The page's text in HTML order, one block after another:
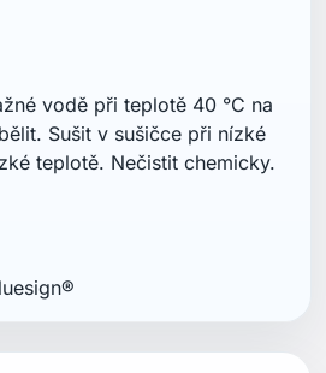
vodě při teplotě 40 °C na
Sušit v sušičce při nízké
teplotě. Nečistit chemicky.